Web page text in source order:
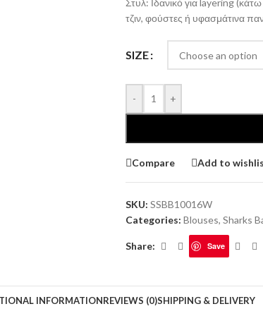
Στυλ: Ιδανικό για layering
τζιν, φούστες ή υφασμάτινα
SIZE
- +
Compare Add to
SKU: SSBB10016W
Categories: Blouses, Sharks
Share: Save
INFORMATIONREVIEWS (0)SHIPPING & DELIVERY